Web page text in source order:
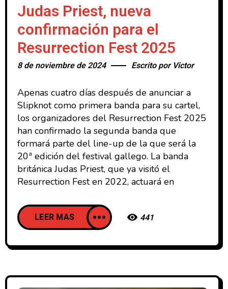
Judas Priest, nueva
confirmación para el
Resurrection Fest 2025
8 de noviembre de 2024 Escrito por Victor
Apenas cuatro días después de anunciar a
Slipknot como primera banda para su cartel,
los organizadores del Resurrection Fest 2025
han confirmado la segunda banda que
formará parte del line-up de la que será la
20ª edición del festival gallego. La banda
británica Judas Priest, que ya visitó el
Resurrection Fest en 2022, actuará en
LEER MAS 441